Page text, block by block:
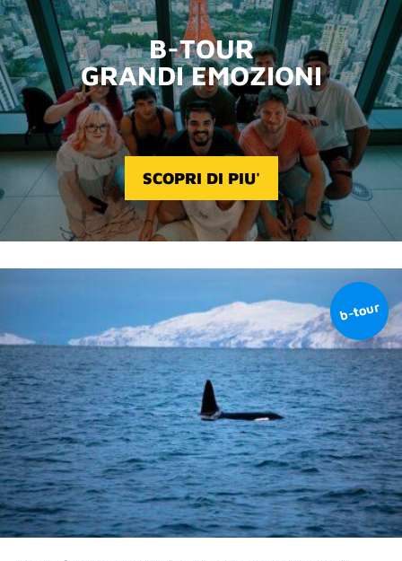
B-TOUR
GRANDI EMOZIONI
SCOPRI DI PIU'